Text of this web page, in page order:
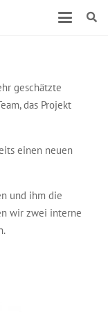
geschätzte
das Projekt
einen neuen
und ihm die
wir zwei interne